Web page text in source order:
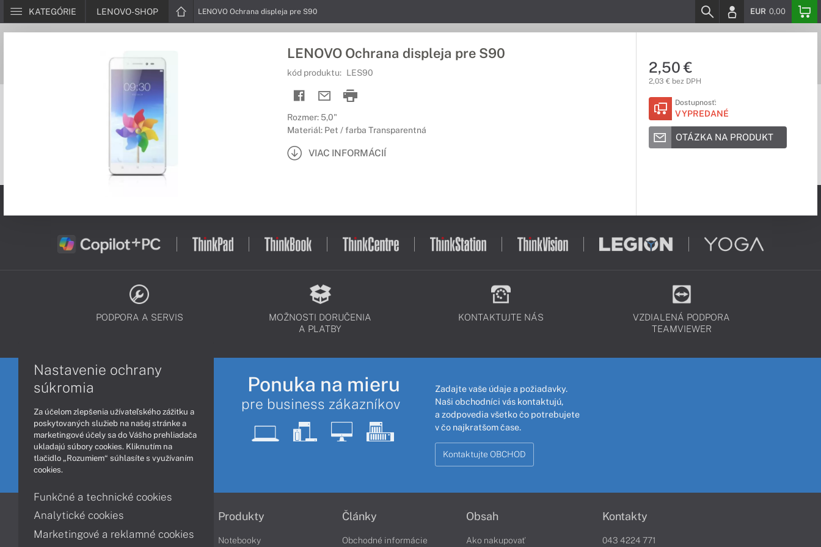
KATEGÓRIE LENOVO-SHOP LENOVO Ochrana displeja pre S90 EUR 0,00
LENOVO Ochrana displeja pre S90
kód produktu: LES90
Rozmer: 5,0"
Materiál: Pet / farba Transparentná
VIAC INFORMÁCIÍ
2,50 €
2,03 € bez DPH
Dostupnosť:
VYPREDANÉ
OTÁZKA NA PRODUKT
PODPORA A SERVIS
MOŽNOSTI DORUČENIA
A PLATBY
KONTAKTUJTE NÁS
VZDIALENÁ PODPORA
TEAMVIEWER
Ponuka na mieru
pre business zákazníkov
Zadajte vaše údaje a požiadavky.
Naši obchodníci vás kontaktujú,
a zodpovedia všetko čo potrebujete
v čo najkratšom čase.
Kontaktujte OBCHOD
Informácie
Obchodné podmienky
Produkty
Notebooky
Články
Obchodné informácie
Obsah
Ako nakupovať
Kontakty
043 4224 771
Nastavenie ochrany
súkromia
Za účelom zlepšenia užívateľského zážitku a
poskytovaných služieb na našej stránke a
marketingové účely sa do Vášho prehliadača
ukladajú súbory cookies. Kliknutím na
tlačidlo „Rozumiem“ súhlasíte s využívaním
cookies.
Funkčné a technické cookies
Analytické cookies
Marketingové a reklamné cookies